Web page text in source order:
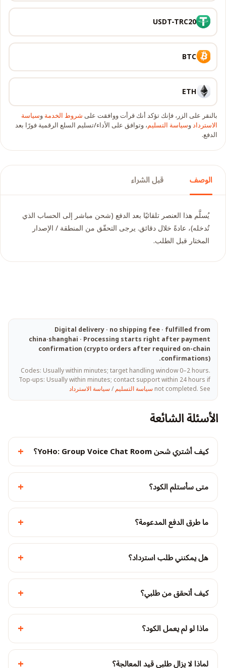
USDT-TRC20
BTC
ETH
بالنقر على الزر، فإنك تؤكد أنك قرأت ووافقت علىشروط الخدمةوسياسة
الاستردادوسياسة التسليم، وتوافق على الأداء/تسليم السلع الرقمية فورًا بعد
الدفع.
الوصف قبل الشراء
يُسلَّم هذا العنصر تلقائيًا بعد الدفع (شحن مباشر إلى الحساب الذي
تُدخله)، عادةً خلال دقائق. يرجى التحقّق من المنطقة / الإصدار
المختار قبل الطلب.
Digital delivery · no shipping fee · fulfilled from
china·shanghai · Processing starts right after payment
confirmation (crypto orders after required on-chain
confirmations).
Codes: Usually within minutes; target handling window 0–2 hours.
Top-ups: Usually within minutes; contact support within 24 hours if
not completed. See سياسة التسليم/سياسة الاسترداد
الأسئلة الشائعة
كيف أشتري شحن YoHo: Group Voice Chat Room؟ +
متى سأستلم الكود؟ +
ما طرق الدفع المدعومة؟ +
هل يمكنني طلب استرداد؟ +
كيف أتحقق من طلبي؟ +
ماذا لو لم يعمل الكود؟ +
لماذا لا يزال طلبي قيد المعالجة؟